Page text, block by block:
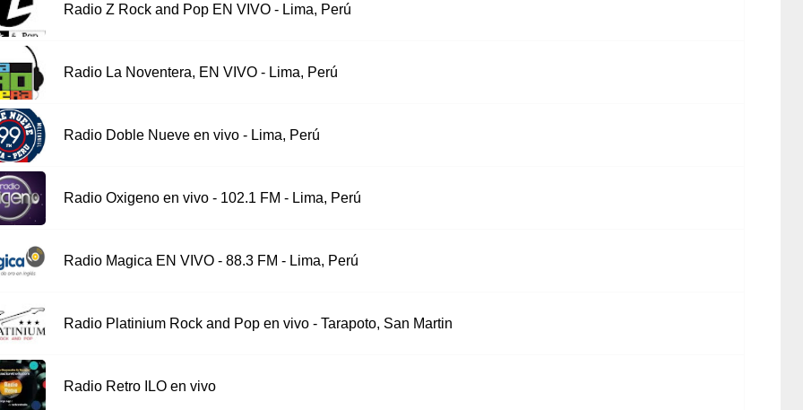
Radio Z Rock and Pop EN VIVO - Lima, Perú
Radio La Noventera, EN VIVO - Lima, Perú
Radio Doble Nueve en vivo - Lima, Perú
Radio Oxigeno en vivo - 102.1 FM - Lima, Perú
Radio Magica EN VIVO - 88.3 FM - Lima, Perú
Radio Platinium Rock and Pop en vivo - Tarapoto, San Martin
Radio Retro ILO en vivo